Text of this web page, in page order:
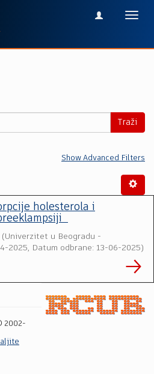
Traži
Show Advanced Filters
holesterola i
(Univerzitet u Beogradu -
2025, Datum odbrane: 13-06-2025)
2002-